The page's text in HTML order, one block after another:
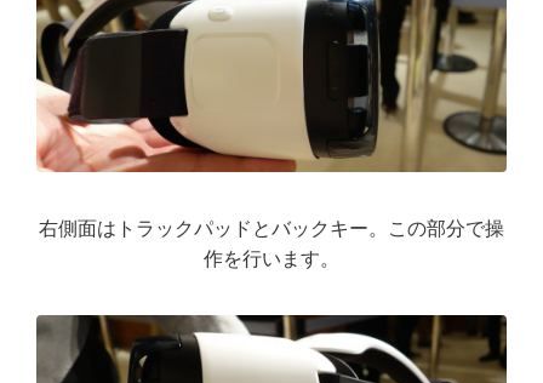
右側面はトラックパッドとバックキー。この部分で操
作を行います。